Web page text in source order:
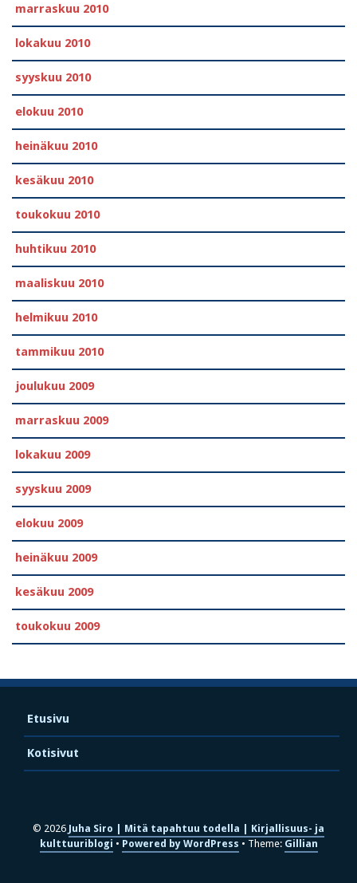
marraskuu 2010
lokakuu 2010
syyskuu 2010
elokuu 2010
heinäkuu 2010
kesäkuu 2010
toukokuu 2010
huhtikuu 2010
maaliskuu 2010
helmikuu 2010
tammikuu 2010
joulukuu 2009
marraskuu 2009
lokakuu 2009
syyskuu 2009
elokuu 2009
heinäkuu 2009
kesäkuu 2009
toukokuu 2009
Etusivu
Kotisivut
© 2026 Juha Siro | Mitä tapahtuu todella | Kirjallisuus- ja
kulttuuriblogi
Powered by WordPress Theme: Gillian